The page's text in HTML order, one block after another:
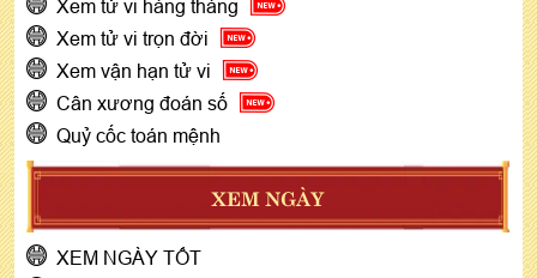
Xem tử vi hàng tháng
Xem tử vi trọn đời
Xem vận hạn tử vi
Cân xương đoán số
Quỷ cốc toán mệnh
XEM NGÀY
XEM NGÀY TỐT